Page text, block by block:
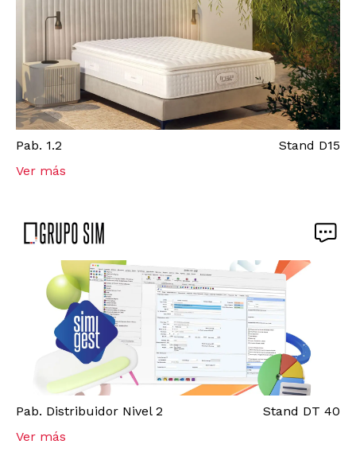
Pab. 1.2 Stand D15
Ver más
Pab. Distribuidor Nivel 2 Stand DT 40
Ver más